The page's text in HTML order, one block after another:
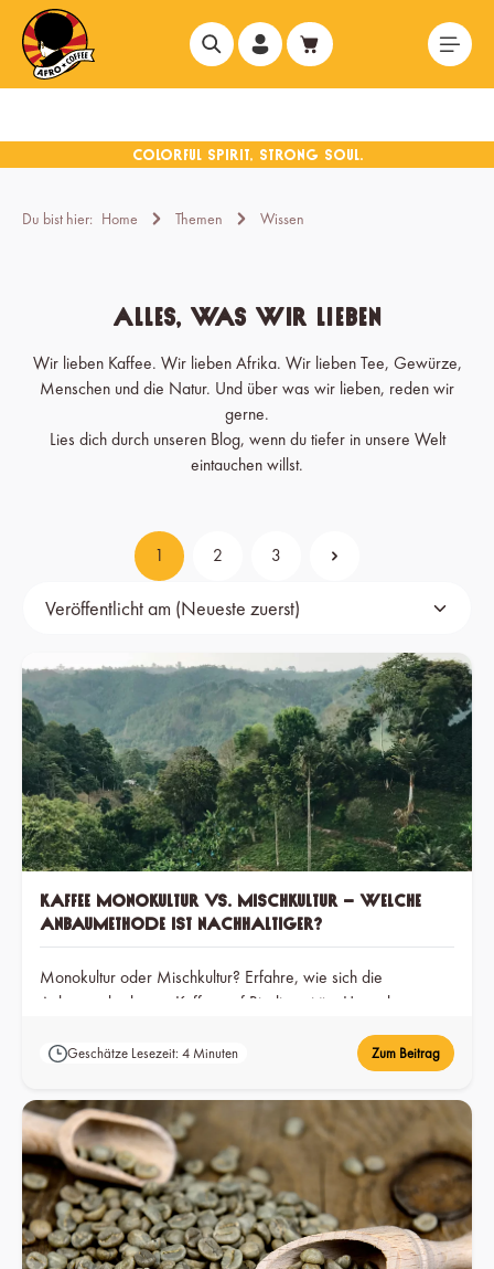
springen
Du bist hier: Home Themen Wissen
Alles, was wir lieben
Wir lieben Kaffee. Wir lieben Afrika. Wir lieben Tee, Gewürze,
Menschen und die Natur. Und über was wir lieben, reden wir
gerne.
Lies dich durch unseren Blog, wenn du tiefer in unsere Welt
eintauchen willst.
Seite
1 Seite
2 Seite
3
Kaffee Monokultur vs. Mischkultur – welche
Anbaumethode ist nachhaltiger?
Monokultur oder Mischkultur? Erfahre, wie sich die
Anbaumethode von Kaffee auf Biodiversität , Umwelt,
Tasse auswirkt.
Geschätze Lesezeit: 4 Minuten Zum Beitrag